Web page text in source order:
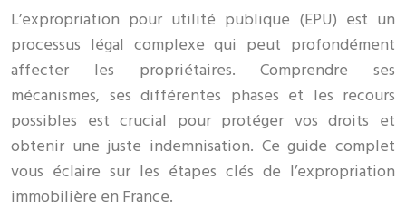
L’expropriation pour utilité publique (EPU) est un
processus légal complexe qui peut profondément
affecter les propriétaires. Comprendre ses
mécanismes, ses différentes phases et les recours
possibles est crucial pour protéger vos droits et
obtenir une juste indemnisation. Ce guide complet
vous éclaire sur les étapes clés de l’expropriation
immobilière en France.